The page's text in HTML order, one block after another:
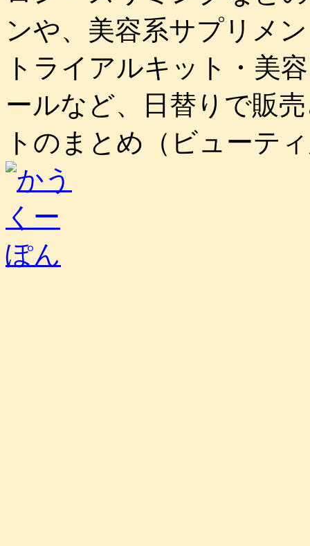
ンや、美容系サプリメ
トライアルキット・美
ールなど、日替りで販
トのまとめ（ビューテ